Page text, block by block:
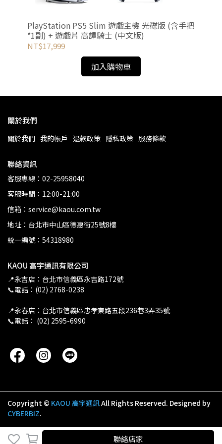
聯絡店家
PlayStation PS5 Slim 遊戲主機 光碟版 (含手把
*1副) + 遊戲片 高譚騎士 (中文版)
NT$17,999
加入購物車
關於我們
關於我們 我的帳戶 退款政策 隱私政策 服務條款
聯絡資訊
客服專線：02-25958040
客服時間：12:00-21:00
信箱：service@kaou.com.tw
地址：台北市中山區德惠街25號8樓
統一編號：54318980
KAOU 高宇通訊有限公司
📍永吉店：台北市信義區永吉路172號
📞電話：(02) 2768-0238
📍永春店：台北市信義區忠孝東路五段236巷3弄35號
📞電話： (02) 2595-6990
Copyright © KAOU 高宇通訊All Rights Reserved. Designed by
CYBERBIZ.